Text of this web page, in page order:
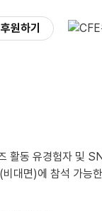
후원하기